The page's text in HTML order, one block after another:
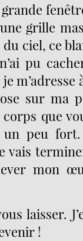
grande
grille
ciel, ce
pu
m’adresse
sur ma
que
un peu
vais
mon
laisser.
!